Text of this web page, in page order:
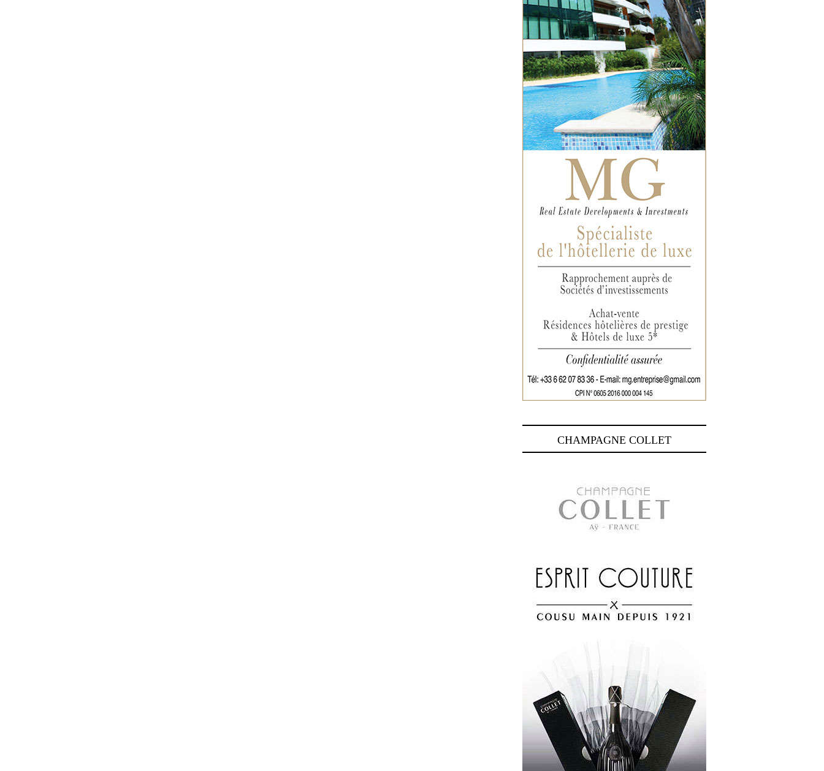
CHAMPAGNE COLLET